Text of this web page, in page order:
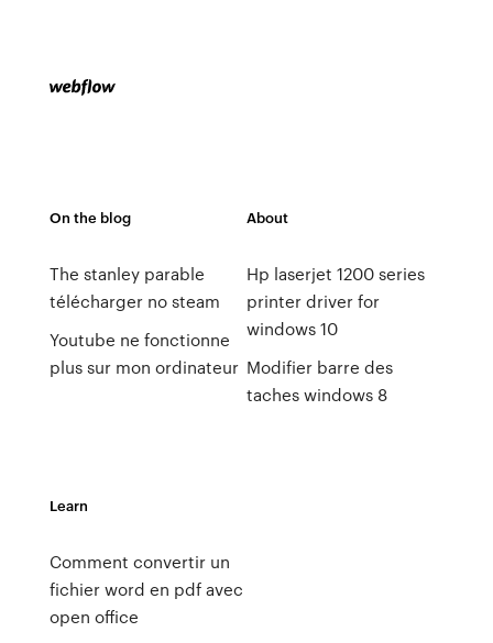
On the blog
The stanley parable
télécharger no steam
Youtube ne fonctionne
plus sur mon ordinateur
About
Hp laserjet 1200 series
printer driver for
windows 10
Modifier barre des
taches windows 8
Learn
Comment convertir un
fichier word en pdf avec
open office